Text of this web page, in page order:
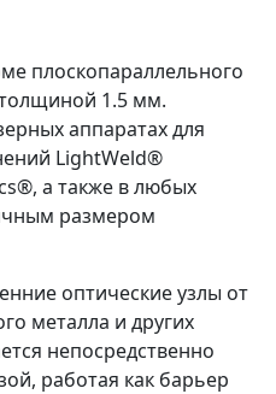
плоскопараллельного
1.5 мм.
аппаратах для
LightWeld®
а также в любых
размером
оптические узлы от
металла и других
непосредственно
работая как барьер